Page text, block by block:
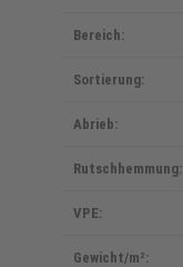
Bereich:
Sortierung:
Abrieb:
Rutschhemmung:
VPE:
Gewicht/m²: